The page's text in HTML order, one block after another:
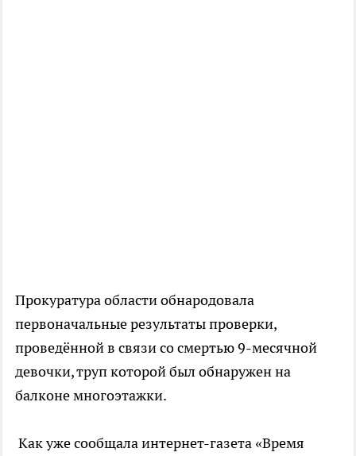
Прокуратура области обнародовала
первоначальные результаты проверки,
проведённой в связи со смертью 9-месячной
девочки, труп которой был обнаружен на
балконе многоэтажки.
Как уже сообщала интернет-газета «Время